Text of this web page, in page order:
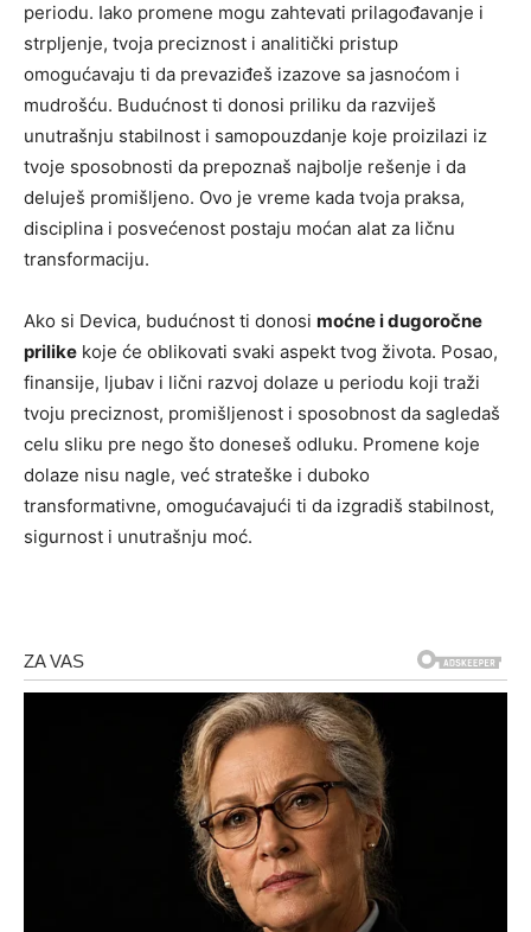
periodu. Iako promene mogu zahtevati prilagođavanje i
strpljenje, tvoja preciznost i analitički pristup
omogućavaju ti da prevaziđeš izazove sa jasnoćom i
mudrošću. Budućnost ti donosi priliku da razviješ
unutrašnju stabilnost i samopouzdanje koje proizilazi iz
tvoje sposobnosti da prepoznaš najbolje rešenje i da
deluješ promišljeno. Ovo je vreme kada tvoja praksa,
disciplina i posvećenost postaju moćan alat za ličnu
transformaciju.
Ako si Devica, budućnost ti donosi moćne i dugoročne
prilike koje će oblikovati svaki aspekt tvog života. Posao,
finansije, ljubav i lični razvoj dolaze u periodu koji traži
tvoju preciznost, promišljenost i sposobnost da sagledaš
celu sliku pre nego što doneseš odluku. Promene koje
dolaze nisu nagle, već strateške i duboko
transformativne, omogućavajući ti da izgradiš stabilnost,
sigurnost i unutrašnju moć.